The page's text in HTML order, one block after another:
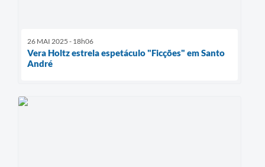
26 MAI 2025 - 18h06
Vera Holtz estrela espetáculo "Ficções" em Santo
André